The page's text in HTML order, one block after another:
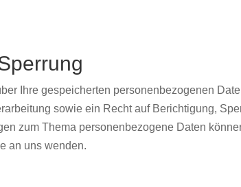
Ihre gespeicherten personenbezogenen
sowie ein Recht auf Berichtigung,
zum Thema personenbezogene Daten
an uns wenden.